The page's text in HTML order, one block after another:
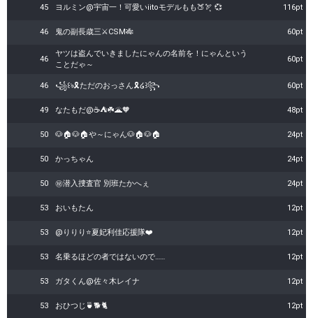
45 ヨルミン@宇宙一！可愛いiitoモデルもも🍑🏹͙ 💞 116pt
46 鬼の副長歳三⚔️CSM🎋 60pt
46
ヤツは盗んでいきましたにゃんの名前を！にゃんという
ことだゃ～
60pt
46 ꧁꒰ঌ🎗️ただのおっさん🎗️໒꒱꧂ 60pt
49 なたもだ@☕⛺☘️🌋🧡 48pt
50 🐶🏠🐶🏠や～にゃん🐶🏠🐶🏠 24pt
50 かっちゃん 24pt
50 ㊙️潜入捜査官 別班たかへぇ 24pt
53 おいもたん 12pt
53 @りりり⭐️夏妃利佳応援隊❤️ 12pt
53 名乗るほどの者ではないので…… 12pt
53 ガタくん@佐々木レイナ 12pt
53 おひつじ🍵🐕🐈 12pt